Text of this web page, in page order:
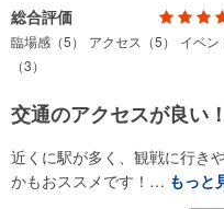
総合評価
臨場感（5） アクセス（5） イベン
（3）
交通のアクセスが良い！
近くに駅が多く、観戦に行き
かもおススメです！… もっと